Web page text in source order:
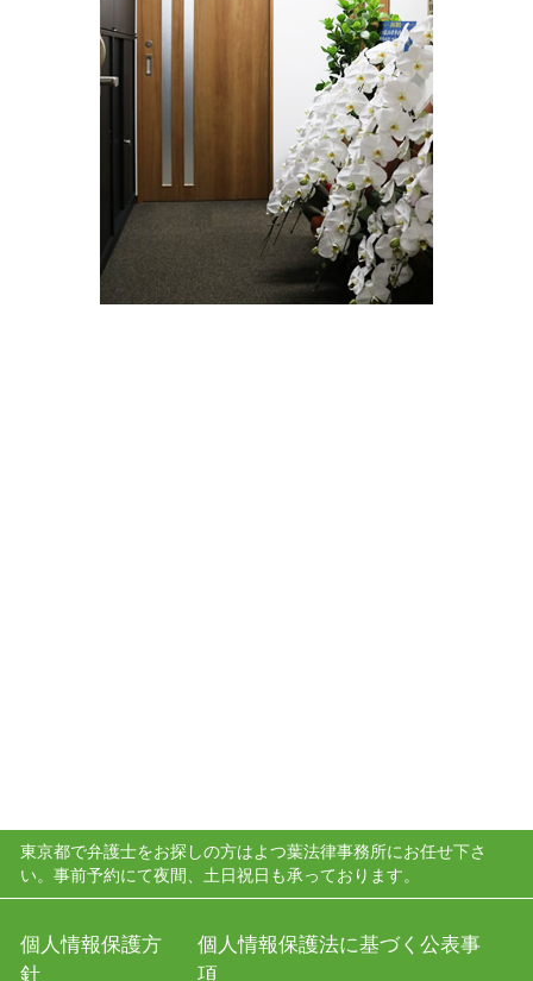
東京都で弁護士をお探しの方はよつ葉法律事務所にお任せ下さ
い。事前予約にて夜間、土日祝日も承っております。
個人情報保護方
針
個人情報保護法に基づく公表事
項